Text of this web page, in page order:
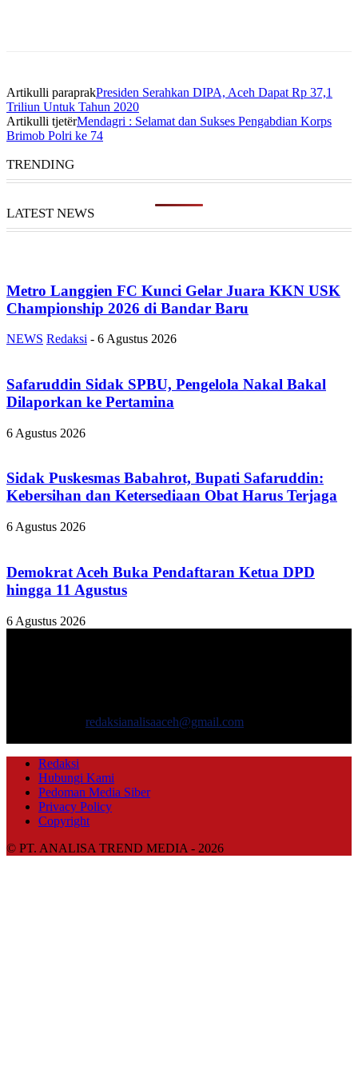
Artikulli paraprakPresiden Serahkan DIPA, Aceh Dapat Rp 37,1
Triliun Untuk Tahun 2020
Artikulli tjetërMendagri : Selamat dan Sukses Pengabdian Korps
Brimob Polri ke 74
TRENDING
LATEST NEWS
Metro Langgien FC Kunci Gelar Juara KKN USK
Championship 2026 di Bandar Baru
NEWS Redaksi - 6 Agustus 2026
Safaruddin Sidak SPBU, Pengelola Nakal Bakal
Dilaporkan ke Pertamina
6 Agustus 2026
Sidak Puskesmas Babahrot, Bupati Safaruddin:
Kebersihan dan Ketersediaan Obat Harus Terjaga
6 Agustus 2026
Demokrat Aceh Buka Pendaftaran Ketua DPD
hingga 11 Agustus
6 Agustus 2026
redaksianalisaaceh@gmail.com
Redaksi
Hubungi Kami
Pedoman Media Siber
Privacy Policy
Copyright
© PT. ANALISA TREND MEDIA - 2026